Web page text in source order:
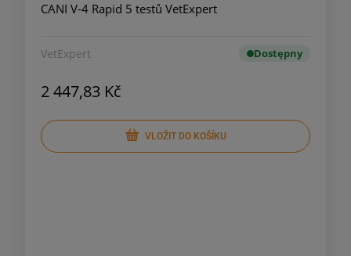
CANI V-4 Rapid 5 testů VetExpert
VetExpert Dostępny
2 447,83 Kč
VLOŽIT DO KOŠÍKU